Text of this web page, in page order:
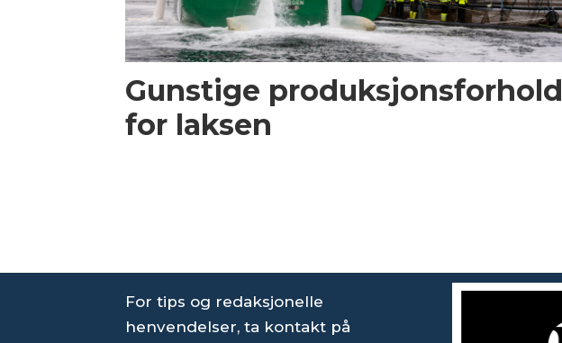
Gunstige produksjonsforhold
for laksen
For tips og redaksjonelle
henvendelser, ta kontakt på